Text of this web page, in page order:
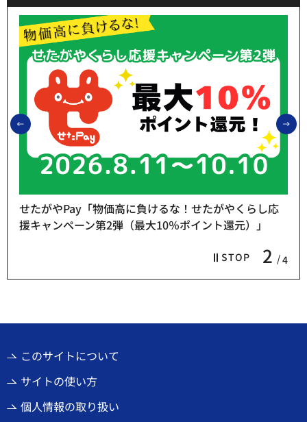
前のスライドを表示
STOP 2 4
せたがやPay「物価高に負けるな！せたがやくらし応
援キャンペーン第2弾（最大10％ポイント還元）」
このサイトについて
サイトの使い方
個人情報の取り扱い